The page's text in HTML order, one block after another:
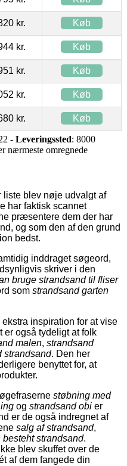
kr. Køb
kr. Køb
kr. Køb
kr. Køb
kr. Køb
- Leveringssted: 8000
nærmeste omregnede
liste blev nøje udvalgt af
har faktisk scannet
præsentere dem der har
og som den af den grund
bedst.
inddraget søgeord,
skriver i den
bruge strandsand til fliser
som strandsand garten
inspiration for at vise
også tydeligt at folk
malen, strandsand
strandsand. Den her
benyttet for, at
støbning med
og strandsand obi er
er de også indregnet af
salg af strandsand,
besteht strandsand.
blev skuffet over de
af dem fangede din